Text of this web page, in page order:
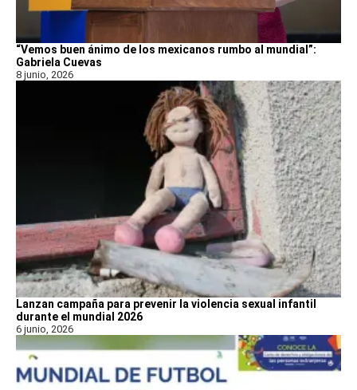
“Vemos buen ánimo de los mexicanos rumbo al mundial”:
Gabriela Cuevas
8 junio, 2026
Lanzan campaña para prevenir la violencia sexual infantil
durante el mundial 2026
6 junio, 2026